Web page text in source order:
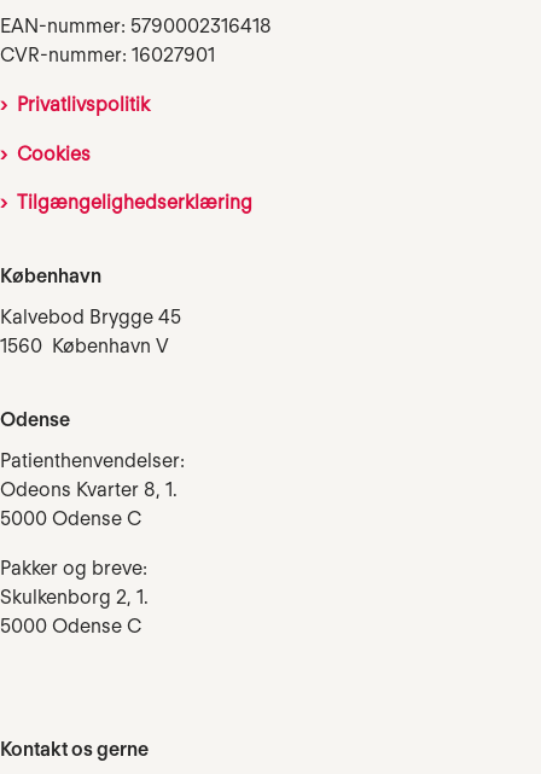
EAN-nummer: 5790002316418
CVR-nummer: 16027901
Privatlivspolitik
Cookies
Tilgængelighedserklæring
København
Kalvebod Brygge 45
1560 København V
Odense
Patienthenvendelser:
Odeons Kvarter 8, 1.
5000 Odense C
Pakker og breve:
Skulkenborg 2, 1.
5000 Odense C
Kontakt os gerne